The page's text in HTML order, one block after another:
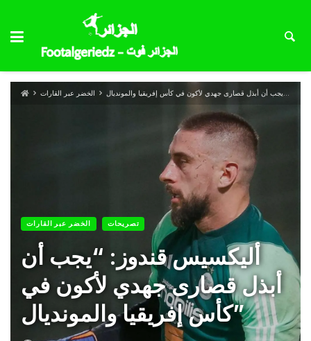
الخضر عبر القارات
الخضر عبر القارات تصريحات
أليكسيس قندوز: “يجب أن
أبذل قصارى جهدي لأكون في
كأس إفريقيا والمونديال”